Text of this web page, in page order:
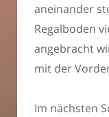
aneinander
Regalboden
angebracht
mit der
Im nächsten